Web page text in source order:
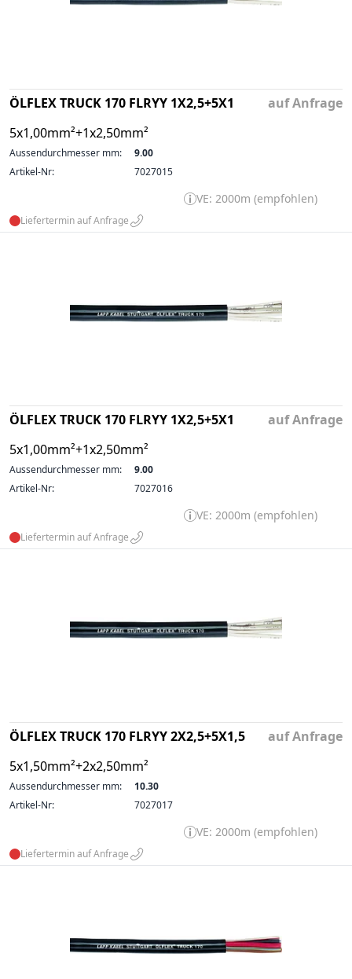
ÖLFLEX TRUCK 170 FLRYY 1X2,5+5X1
5x1,00mm²+1x2,50mm²
auf Anfrage
Aussendurchmesser mm:
9.00
Artikel-Nr:
7027015
VE: 2000m (empfohlen)
Liefertermin auf Anfrage
ÖLFLEX TRUCK 170 FLRYY 1X2,5+5X1
5x1,00mm²+1x2,50mm²
auf Anfrage
Aussendurchmesser mm:
9.00
Artikel-Nr:
7027016
VE: 2000m (empfohlen)
Liefertermin auf Anfrage
ÖLFLEX TRUCK 170 FLRYY 2X2,5+5X1,5
5x1,50mm²+2x2,50mm²
auf Anfrage
Aussendurchmesser mm:
10.30
Artikel-Nr:
7027017
VE: 2000m (empfohlen)
Liefertermin auf Anfrage